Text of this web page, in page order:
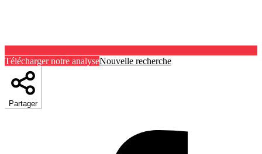
Télécharger notre analyseNouvelle recherche
Partager